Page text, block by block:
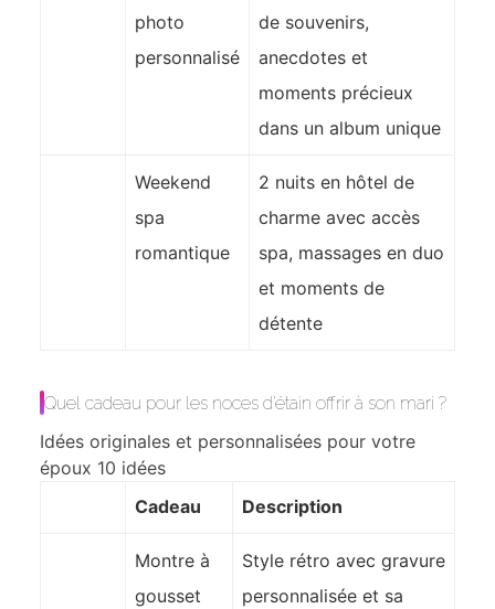
photo
personnalisé
de souvenirs,
anecdotes et
moments précieux
dans un album unique
Weekend
spa
romantique
2 nuits en hôtel de
charme avec accès
spa, massages en duo
et moments de
détente
Quel cadeau pour les noces d’étain offrir à son mari ?
Idées originales et personnalisées pour votre
époux 10 idées
Cadeau
Description
Montre à
gousset
Style rétro avec gravure
personnalisée et sa